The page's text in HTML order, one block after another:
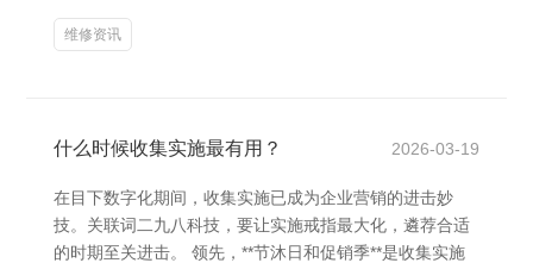
维修资讯
什么时候收集实施最有用？ 2026-03-19
在目下数字化期间，收集实施已成为企业营销的进击妙
技。关联词二九八科技，要让实施戒指最大化，遴荐合适
的时期至关进击。 领先，**节沐日和促销季**是收集实施